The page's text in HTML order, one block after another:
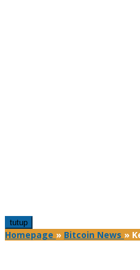
tutup
Homepage » Bitcoin News »